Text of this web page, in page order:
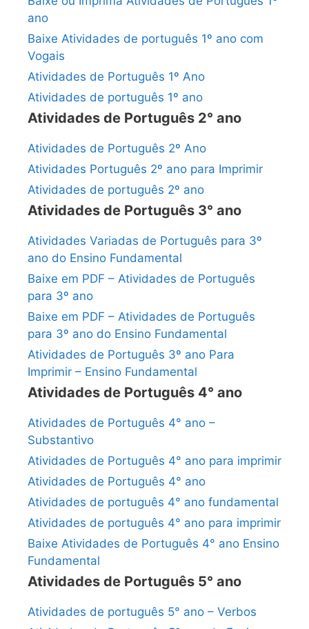
ano
Baixe Atividades de português 1º ano com
Vogais
Atividades de Português 1º Ano
Atividades de português 1º ano
Atividades de Português 2° ano
Atividades de Português 2º Ano
Atividades Português 2º ano para Imprimir
Atividades de português 2º ano
Atividades de Português 3° ano
Atividades Variadas de Português para 3º
ano do Ensino Fundamental
Baixe em PDF – Atividades de Português
para 3º ano
Baixe em PDF – Atividades de Português
para 3º ano do Ensino Fundamental
Atividades de Português 3º ano Para
Imprimir – Ensino Fundamental
Atividades de Português 4° ano
Atividades de Português 4° ano –
Substantivo
Atividades de Português 4° ano para imprimir
Atividades de Português 4° ano
Atividades de português 4° ano fundamental
Atividades de português 4° ano para imprimir
Baixe Atividades de Português 4° ano Ensino
Fundamental
Atividades de Português 5° ano
Atividades de português 5° ano – Verbos